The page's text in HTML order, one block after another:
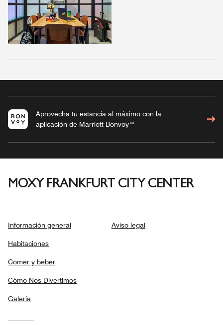
Aprovecha tu estancia al máximo con la
aplicación de Marriott Bonvoy™
MOXY FRANKFURT CITY CENTER
Información general
Habitaciones
Comer y beber
Cómo Nos Divertimos
Galería
Aviso legal